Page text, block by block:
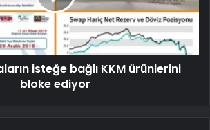
isteğe bağlı KKM ürünlerini
bloke ediyor